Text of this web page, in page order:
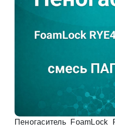
Пеногаситель